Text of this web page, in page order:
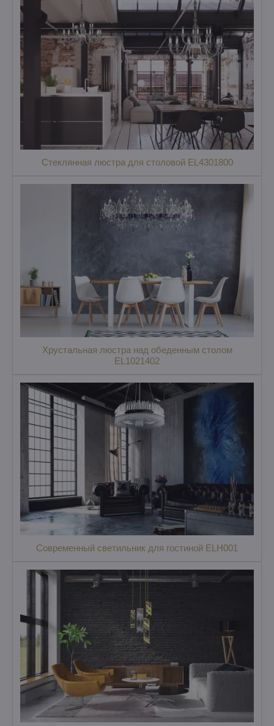
Стеклянная люстра для столовой EL4301800
Хрустальная люстра над обеденным столом
EL1021402
Современный светильник для гостиной ELH001